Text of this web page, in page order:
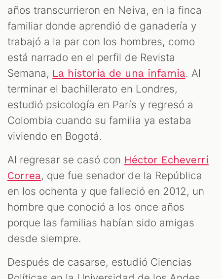
años transcurrieron en Neiva, en la finca
familiar donde aprendió de ganadería y
trabajó a la par con los hombres, como
está narrado en el perfil de Revista
Semana, La historia de una infamia. Al
terminar el bachillerato en Londres,
estudió psicología en París y regresó a
Colombia cuando su familia ya estaba
viviendo en Bogotá.
Al regresar se casó con Héctor Echeverri
Correa, que fue senador de la República
en los ochenta y que falleció en 2012, un
hombre que conoció a los once años
porque las familias habían sido amigas
desde siempre.
Después de casarse, estudió Ciencias